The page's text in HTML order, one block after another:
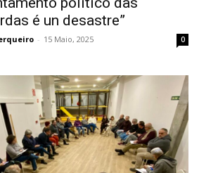
é un desastre”
- 15 Maio, 2025 0